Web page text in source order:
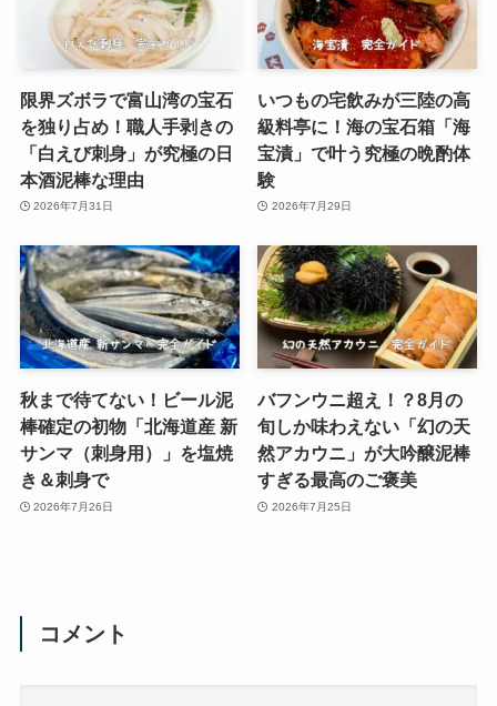
限界ズボラで富山湾の宝石
を独り占め！職人手剥きの
「白えび刺身」が究極の日
本酒泥棒な理由
2026年7月31日
いつもの宅飲みが三陸の高
級料亭に！海の宝石箱「海
宝漬」で叶う究極の晩酌体
験
2026年7月29日
秋まで待てない！ビール泥
棒確定の初物「北海道産 新
サンマ（刺身用）」を塩焼
き＆刺身で
2026年7月26日
バフンウニ超え！？8月の
旬しか味わえない「幻の天
然アカウニ」が大吟醸泥棒
すぎる最高のご褒美
2026年7月25日
コメント